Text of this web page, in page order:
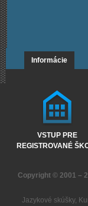
Informácie
VSTUP PRE
REGISTROVANÉ
Copyright © 2001 –
Jazykové skúšky,